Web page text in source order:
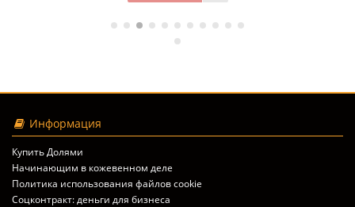
Информация
Купить Долями
Начинающим в кожевенном деле
Политика использования файлов cookie
Соцконтракт: деньги для бизнеса